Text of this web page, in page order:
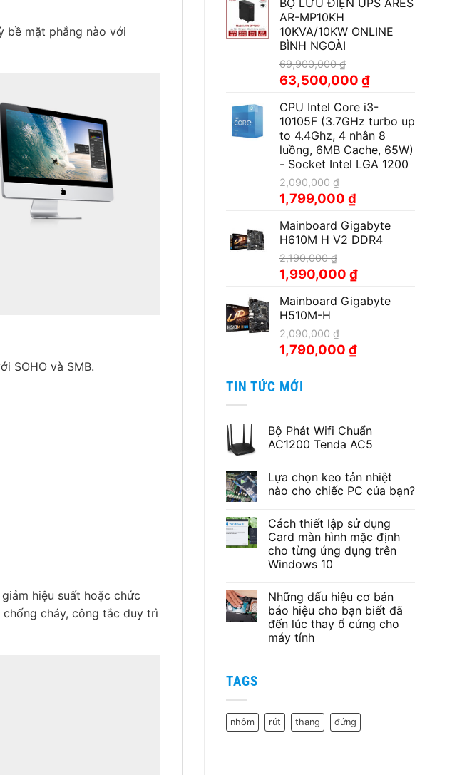
là:
65,000,000 ₫.
tại
62,900,000 ₫.
AR-MP10KH
10KVA/10KW ONLINE
BÌNH NGOÀI
69,900,000₫
Giá
gốc
là:
69,900,000 ₫.
63,500,000 ₫Giá
tại
là:
63,500,000 ₫.
CPU Intel Core i3-
10105F (3.7GHz turbo up
to 4.4Ghz, 4 nhân 8
luồng, 6MB Cache, 65W)
- Socket Intel LGA 1200
2,090,000₫
Giá
gốc
là:
2,090,000 ₫.
1,799,000 ₫Giá
tại
là:
Mainboard Gigabyte
H610M H V2 DDR4
2,190,000₫
Giá
gốc
là:
2,190,000 ₫.
1,990,000 ₫Giá
tại
Mainboard Gigabyte
H510M-H
2,090,000₫
Giá
gốc
2,090,000 ₫.
1,790,000 ₫Giá
TIN TỨC MỚI
Bộ Phát Wifi Chuẩn
AC1200 Tenda AC5
bình
luận
ở
Wifi
Chuẩn
AC1200
Tenda
AC5
Lựa chọn keo tản nhiệt
nào cho chiếc PC của bạn?
bình
luận
ở
Lựa
chọn
keo
nào
cho
chiếc
PC
của
bạn?
Cách thiết lập sử dụng
Card màn hình mặc định
cho từng ứng dụng trên
Windows 10
bình
luận
ở
Cách
thiết
lập
cho
từng
Những dấu hiệu cơ bản
báo hiệu cho bạn biết đã
đến lúc thay ổ cứng cho
máy tính
hiệu
cơ
TAGS
nhôm rút thang đứng
bề mặt phẳng nào với
SOHO và SMB.
hiệu suất hoặc chức
cháy, công tắc duy trì